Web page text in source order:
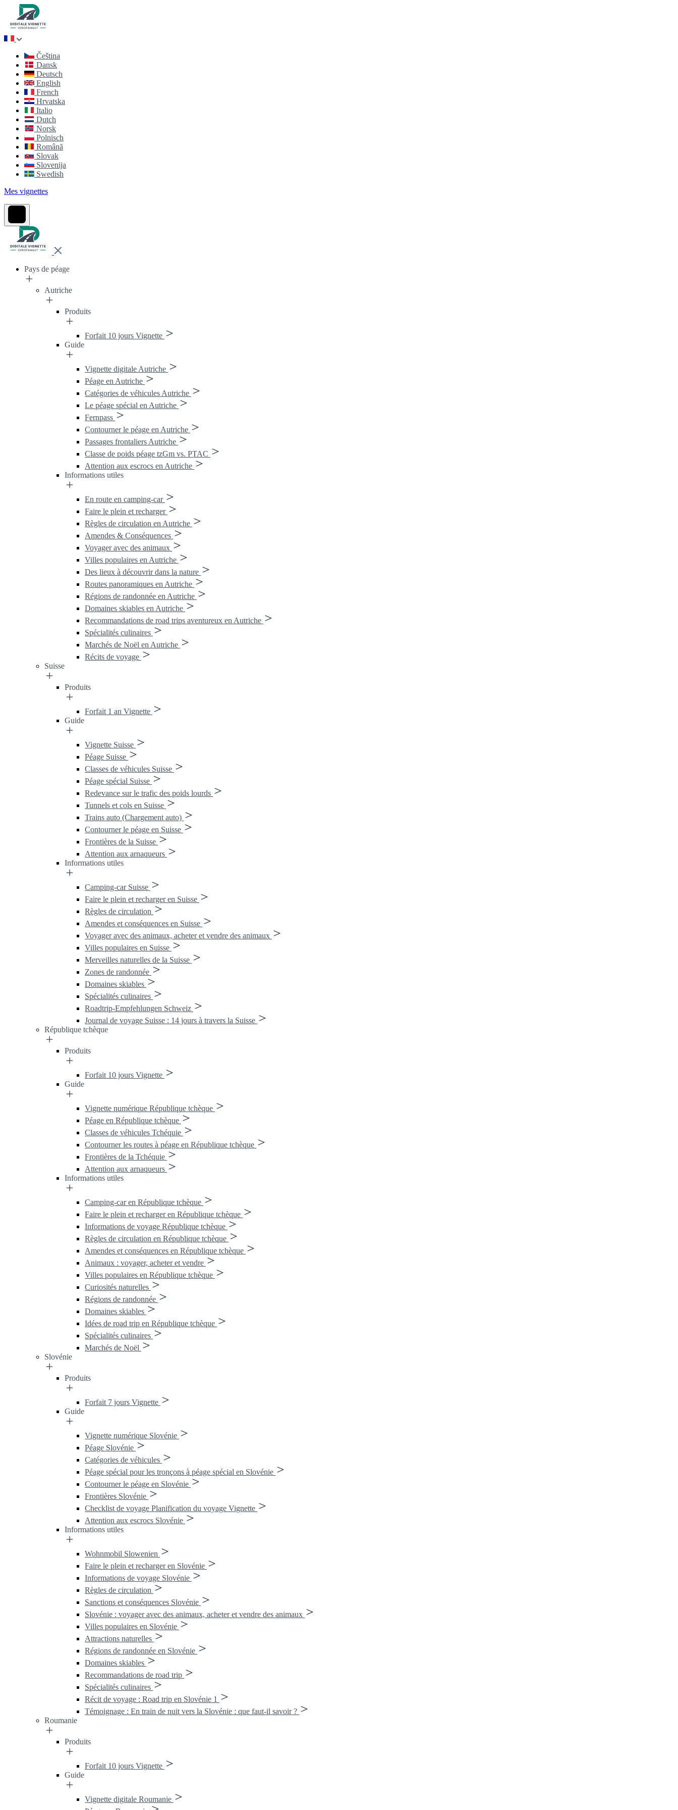
Čeština
Dansk
Deutsch
English
French
Hrvatska
Italio
Dutch
Norsk
Polnisch
Română
Slovak
Slovenija
Swedish
Mes vignettes
Pays de péage
Autriche
Produits
Forfait 10 jours Vignette
Guide
Vignette digitale Autriche
Péage en Autriche
Catégories de véhicules Autriche
Le péage spécial en Autriche
Fernpass
Contourner le péage en Autriche
Passages frontaliers Autriche
Classe de poids péage tzGm vs. PTAC
Attention aux escrocs en Autriche
Informations utiles
En route en camping-car
Faire le plein et recharger
Règles de circulation en Autriche
Amendes & Conséquences
Voyager avec des animaux
Villes populaires en Autriche
Des lieux à découvrir dans la nature
Routes panoramiques en Autriche
Régions de randonnée en Autriche
Domaines skiables en Autriche
Recommandations de road trips aventureux en Autriche
Spécialités culinaires
Marchés de Noël en Autriche
Récits de voyage
Suisse
Produits
Forfait 1 an Vignette
Guide
Vignette Suisse
Péage Suisse
Classes de véhicules Suisse
Péage spécial Suisse
Redevance sur le trafic des poids lourds
Tunnels et cols en Suisse
Trains auto (Chargement auto)
Contourner le péage en Suisse
Frontières de la Suisse
Attention aux arnaqueurs
Informations utiles
Camping-car Suisse
Faire le plein et recharger en Suisse
Règles de circulation
Amendes et conséquences en Suisse
Voyager avec des animaux, acheter et vendre des animaux
Villes populaires en Suisse
Merveilles naturelles de la Suisse
Zones de randonnée
Domaines skiables
Spécialités culinaires
Roadtrip-Empfehlungen Schweiz
Journal de voyage Suisse : 14 jours à travers la Suisse
République tchèque
Produits
Forfait 10 jours Vignette
Guide
Vignette numérique République tchèque
Péage en République tchèque
Classes de véhicules Tchéquie
Contourner les routes à péage en République tchèque
Frontières de la Tchéquie
Attention aux arnaqueurs
Informations utiles
Camping-car en République tchèque
Faire le plein et recharger en République tchèque
Informations de voyage République tchèque
Règles de circulation en République tchèque
Amendes et conséquences en République tchèque
Animaux : voyager, acheter et vendre
Villes populaires en République tchèque
Curiosités naturelles
Régions de randonnée
Domaines skiables
Idées de road trip en République tchèque
Spécialités culinaires
Marchés de Noël
Slovénie
Produits
Forfait 7 jours Vignette
Guide
Vignette numérique Slovénie
Péage Slovénie
Catégories de véhicules
Péage spécial pour les tronçons à péage spécial en Slovénie
Contourner le péage en Slovénie
Frontières Slovénie
Checklist de voyage Planification du voyage Vignette
Attention aux escrocs Slovénie
Informations utiles
Wohnmobil Slowenien
Faire le plein et recharger en Slovénie
Informations de voyage Slovénie
Règles de circulation
Sanctions et conséquences Slovénie
Slovénie : voyager avec des animaux, acheter et vendre des animaux
Villes populaires en Slovénie
Attractions naturelles
Régions de randonnée en Slovénie
Domaines skiables
Recommandations de road trip
Spécialités culinaires
Récit de voyage : Road trip en Slovénie 1
Témoignage : En train de nuit vers la Slovénie : que faut-il savoir ?
Roumanie
Produits
Forfait 10 jours Vignette
Guide
Vignette digitale Roumanie